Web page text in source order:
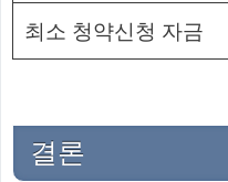
최소 청약신청 자금
결론